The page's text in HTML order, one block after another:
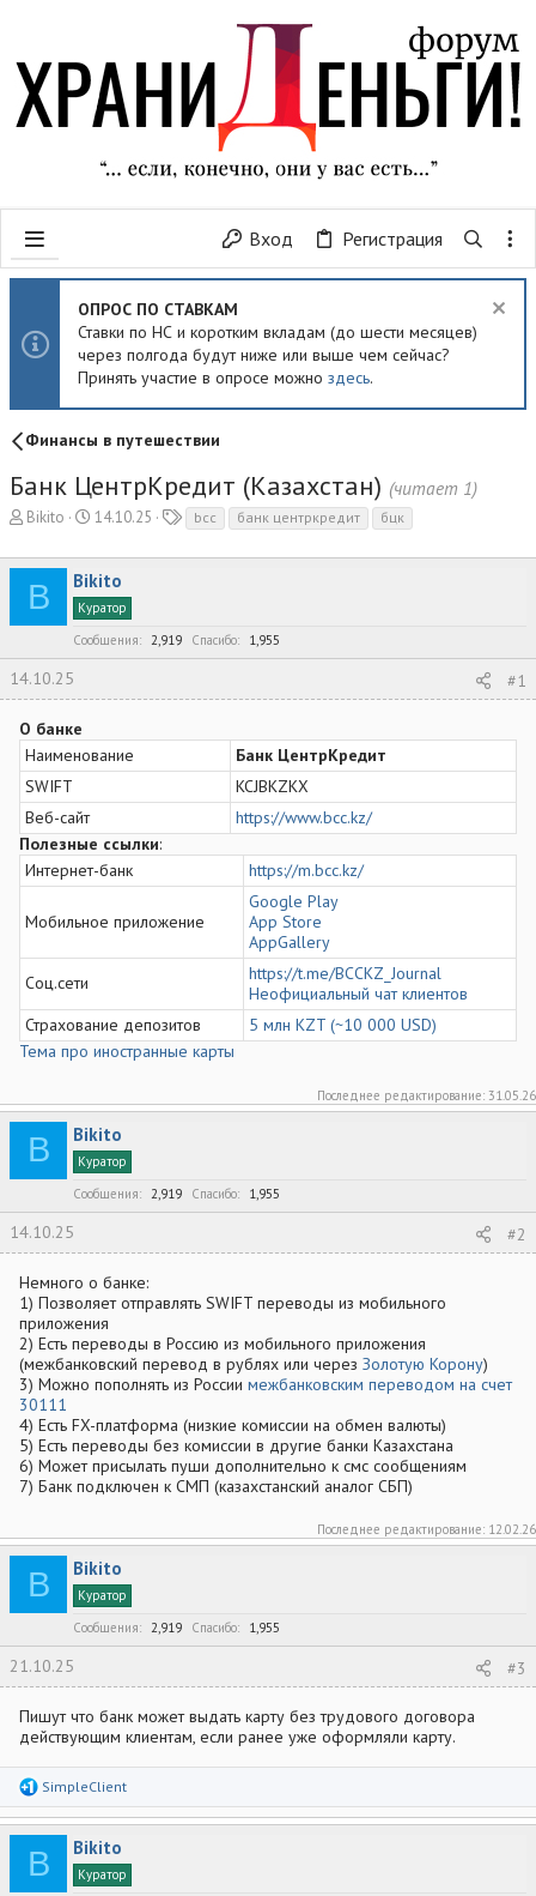
Вход Регистрация
ОПРОС ПО СТАВКАМ
Ставки по НС и коротким вкладам (до шести месяцев)
через полгода будут ниже или выше чем сейчас?
Принять участие в опросе можно здесь.
Финансы в путешествии
Банк ЦентрКредит (Казахстан) (читает 1)
А
т
о
т
ы
Bikito
Д
т
а
н
а
ч
14.10.25
г
bcc банк центркредит бцк
B Bikito
Куратор
Сообщения
2,919 Спасибо 1,955
14.10.25 #1
О банке
Наименование
Банк ЦентрКредит
SWIFT
KCJBKZKX
Веб-сайт
https://www.bcc.kz/
Полезные ссылки:
Интернет-банк
https://m.bcc.kz/
Мобильное приложение
Google Play
App Store
AppGallery
Соц.сети
https://t.me/BCCKZ_Journal
Неофициальный чат клиентов
Страхование депозитов
5 млн KZT (~10 000 USD)
Тема про иностранные карты
Последнее редактирование: 31.05.26
B Bikito
Куратор
Сообщения
2,919 Спасибо 1,955
14.10.25 #2
Немного о банке:
1) Позволяет отправлять SWIFT переводы из мобильного
приложения
2) Есть переводы в Россию из мобильного приложения
(межбанковский перевод в рублях или через Золотую Корону)
3) Можно пополнять из России межбанковским переводом на счет
30111
4) Есть FX-платформа (низкие комиссии на обмен валюты)
5) Есть переводы без комиссии в другие банки Казахстана
6) Может присылать пуши дополнительно к смс сообщениям
7) Банк подключен к СМП (казахстанский аналог СБП)
Последнее редактирование: 12.02.26
B Bikito
Куратор
Сообщения
2,919 Спасибо 1,955
21.10.25 #3
Пишут что банк может выдать карту без трудового договора
действующим клиентам, если ранее уже оформляли карту.
Р
а
к
ц
и
SimpleClient
B Bikito
Куратор